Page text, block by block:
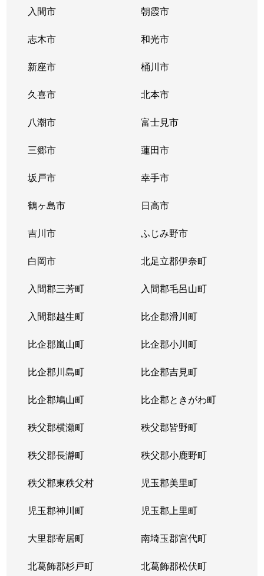
入間市 朝霞市
志木市 和光市
新座市 桶川市
久喜市 北本市
八潮市 富士見市
三郷市 蓮田市
坂戸市 幸手市
鶴ヶ島市 日高市
吉川市 ふじみ野市
白岡市 北足立郡伊奈町
入間郡三芳町 入間郡毛呂山町
入間郡越生町 比企郡滑川町
比企郡嵐山町 比企郡小川町
比企郡川島町 比企郡吉見町
比企郡鳩山町 比企郡ときがわ町
秩父郡横瀬町 秩父郡皆野町
秩父郡長瀞町 秩父郡小鹿野町
秩父郡東秩父村 児玉郡美里町
児玉郡神川町 児玉郡上里町
大里郡寄居町 南埼玉郡宮代町
北葛飾郡杉戸町 北葛飾郡松伏町